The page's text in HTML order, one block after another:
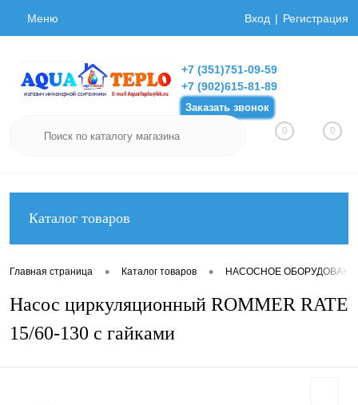
Меню Вход Регистрация
+7 (351)751-09-59
+7 (902)615-81-89
Заказать звонок
0 0
Каталог товаров
Главная страница • Каталог товаров • НАСОСНОЕ
Насос циркуляционный ROMMER RATE
15/60-130 с гайками